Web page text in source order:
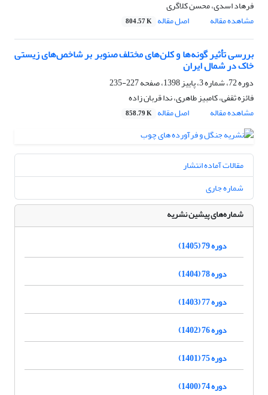
فرهاد اسدی، محسن کلاگری
مشاهده مقاله
اصل مقاله 804.57 K
بررسی تأثیر گونه‌ها و کلن‌های مختلف صنوبر بر شاخص‌های زیستی
خاک در شمال ایران
دوره 72، شماره 3، پاییز 1398، صفحه
227-235
فائزه ثقفی، کامبیز طاهری، ندا قربان زاده
مشاهده مقاله
اصل مقاله 858.79 K
مقالات آماده انتشار
شماره جاری
شماره‌های پیشین نشریه
دوره 79 (1405)
دوره 78 (1404)
دوره 77 (1403)
دوره 76 (1402)
دوره 75 (1401)
دوره 74 (1400)